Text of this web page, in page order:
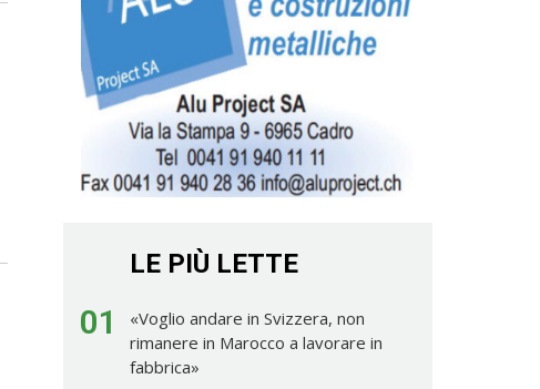
LE PIÙ LETTE
01
«Voglio andare in Svizzera, non
rimanere in Marocco a lavorare in
fabbrica»